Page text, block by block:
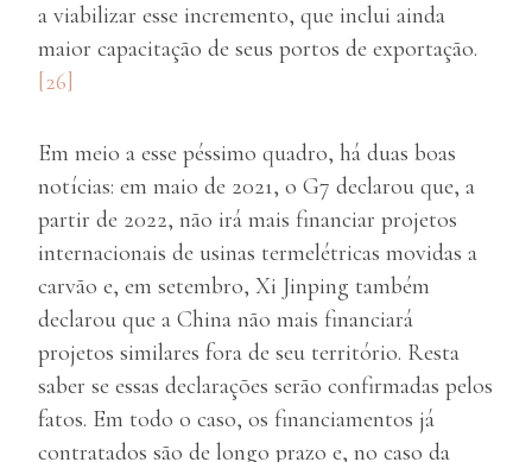
a viabilizar esse incremento, que inclui ainda
maior capacitação de seus portos de exportação.
[26]
Em meio a esse péssimo quadro, há duas boas
notícias: em maio de 2021, o G7 declarou que, a
partir de 2022, não irá mais financiar projetos
internacionais de usinas termelétricas movidas a
carvão e, em setembro, Xi Jinping também
declarou que a China não mais financiará
projetos similares fora de seu território. Resta
saber se essas declarações serão confirmadas pelos
fatos. Em todo o caso, os financiamentos já
contratados são de longo prazo e, no caso da